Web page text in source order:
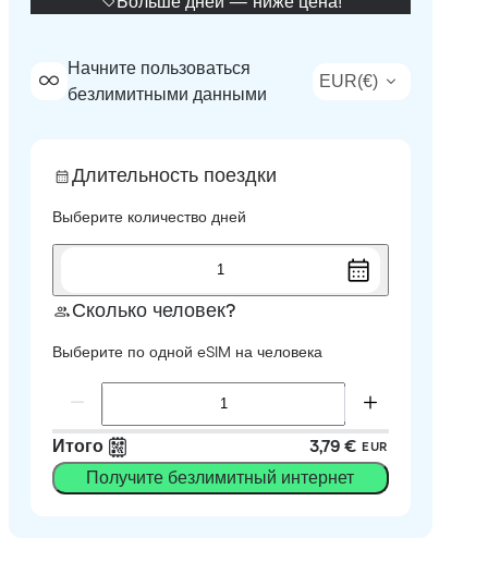
Начните пользоваться
безлимитными данными
EUR(€)
Длительность поездки
Выберите количество дней
1
Сколько человек?
Выберите по одной eSIM на человека
Итого 3,79 € EUR
Получите безлимитный интернет